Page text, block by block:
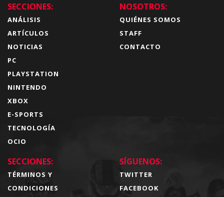
SECCIONES:
ANÁLISIS
ARTÍCULOS
NOTICIAS
PC
PLAYSTATION
NINTENDO
XBOX
E-SPORTS
TECNOLOGÍA
OCIO
NOSOTROS:
QUIÉNES SOMOS
STAFF
CONTACTO
SECCIONES:
TÉRMINOS Y
CONDICIONES
SÍGUENOS:
TWITTER
FACEBOOK